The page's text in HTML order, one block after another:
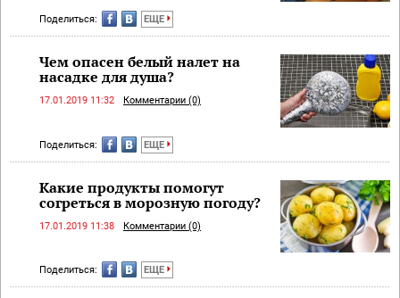
Поделиться: ЕЩЕ
Чем опасен белый налет на
насадке для душа?
17.01.2019 11:32 Комментарии (0)
Поделиться: ЕЩЕ
Какие продукты помогут
согреться в морозную погоду?
17.01.2019 11:38 Комментарии (0)
Поделиться: ЕЩЕ